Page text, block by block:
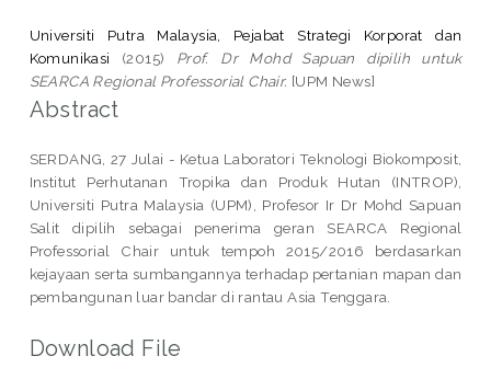
Universiti Putra Malaysia, Pejabat Strategi Korporat dan
Komunikasi
(2015) Prof. Dr Mohd Sapuan dipilih untuk
SEARCA Regional Professorial Chair. [UPM News]
Abstract
SERDANG, 27 Julai - Ketua Laboratori Teknologi Biokomposit,
Institut Perhutanan Tropika dan Produk Hutan (INTROP),
Universiti Putra Malaysia (UPM), Profesor Ir Dr Mohd Sapuan
Salit dipilih sebagai penerima geran SEARCA Regional
Professorial Chair untuk tempoh 2015/2016 berdasarkan
kejayaan serta sumbangannya terhadap pertanian mapan dan
pembangunan luar bandar di rantau Asia Tenggara.
Download File